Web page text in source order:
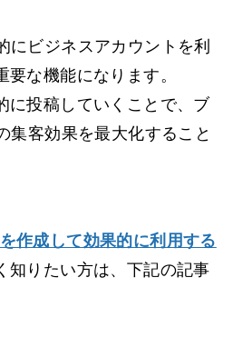
にビジネスアカウントを利
な機能になります。
に投稿していくことで、ブ
集客効果を最大化すること
作成して効果的に利用する
知りたい方は、下記の記事